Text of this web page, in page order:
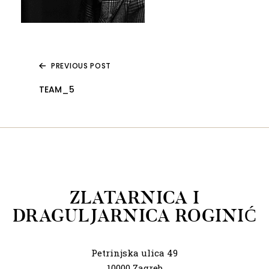
PREVIOUS POST
TEAM_5
ZLATARNICA I
DRAGULJARNICA ROGINIĆ
Petrinjska ulica 49